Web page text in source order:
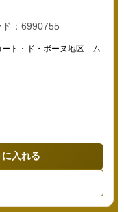
：6990755
ト・ド・ボーヌ地区 ム
入れる